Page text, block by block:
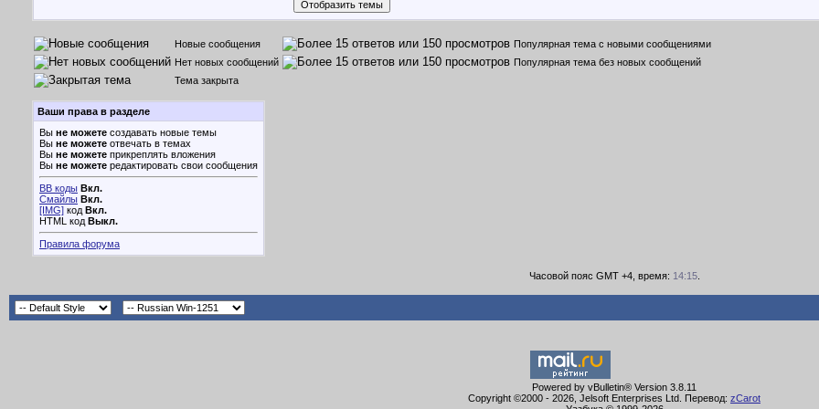
Новые сообщения
Популярная тема с новыми сообщениями
Нет новых сообщений
Популярная тема без новых сообщений
Тема закрыта
Ваши права в разделе
Вы не можете создавать новые темы
Вы не можете отвечать в темах
Вы не можете прикреплять вложения
Вы не можете редактировать свои сообщения
BB коды Вкл.
Смайлы Вкл.
[IMG] код Вкл.
HTML код Выкл.
Правила форума
Часовой пояс GMT +4, время: 14:15.
Powered by vBulletin® Version 3.8.11
Copyright ©2000 - 2026, Jelsoft Enterprises Ltd. Перевод: zCarot